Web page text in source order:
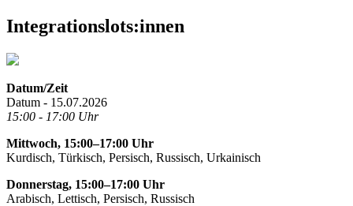
Integrationslots:innen
Datum/Zeit
Datum - 15.07.2026
15:00 - 17:00 Uhr
Mittwoch, 15:00–17:00 Uhr
Kurdisch, Türkisch, Persisch, Russisch, Urkainisch
Donnerstag, 15:00–17:00 Uhr
Arabisch, Lettisch, Persisch, Russisch